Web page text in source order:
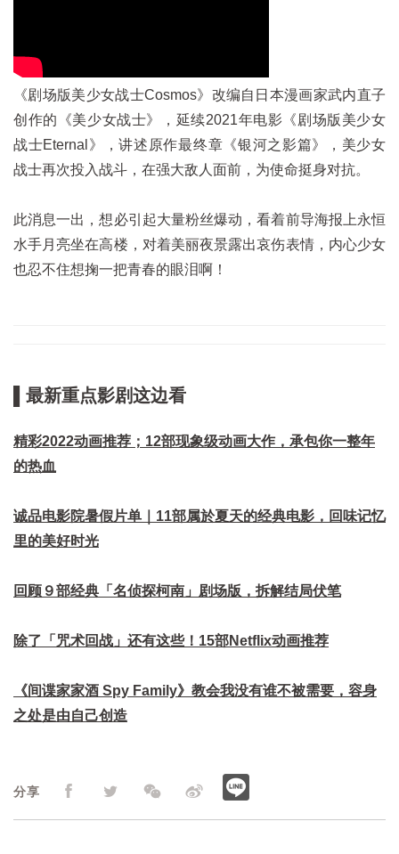
《剧场版美少女战士Cosmos》改编自日本漫画家武内直子
创作的《美少女战士》，延续2021年电影《剧场版美少女
战士Eternal》，讲述原作最终章《银河之影篇》，美少女
战士再次投入战斗，在强大敌人面前，为使命挺身对抗。
此消息一出，想必引起大量粉丝爆动，看着前导海报上永恒
水手月亮坐在高楼，对着美丽夜景露出哀伤表情，内心少女
也忍不住想掬一把青春的眼泪啊！
▌最新重点影剧这边看
精彩2022动画推荐；12部现象级动画大作，承包你一整年
的热血
诚品电影院暑假片单｜11部属於夏天的经典电影，回味记忆
里的美好时光
回顾９部经典「名侦探柯南」剧场版，拆解结局伏笔
除了「咒术回战」还有这些！15部Netflix动画推荐
《间谍家家酒 Spy Family》教会我没有谁不被需要，容身
之处是由自己创造
分享